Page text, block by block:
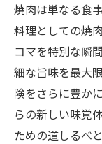
焼肉は単なる食
料理としての焼
コマを特別な瞬
細な旨味を最大
険をさらに豊か
らの新しい味覚
ための道しるべ